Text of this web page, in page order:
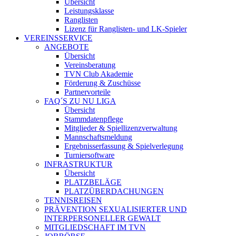
Übersicht
Leistungsklasse
Ranglisten
Lizenz für Ranglisten- und LK-Spieler
VEREINSSERVICE
ANGEBOTE
Übersicht
Vereinsberatung
TVN Club Akademie
Förderung & Zuschüsse
Partnervorteile
FAQ´S ZU NU LIGA
Übersicht
Stammdatenpflege
Mitglieder & Spiellizenzverwaltung
Mannschaftsmeldung
Ergebnisserfassung & Spielverlegung
Turniersoftware
INFRASTRUKTUR
Übersicht
PLATZBELÄGE
PLATZÜBERDACHUNGEN
TENNISREISEN
PRÄVENTION SEXUALISIERTER UND
INTERPERSONELLER GEWALT
MITGLIEDSCHAFT IM TVN